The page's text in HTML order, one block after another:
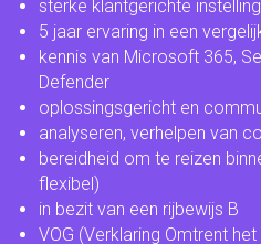
sterke klantgerichte instelling
5 jaar ervaring in een
kennis van Microsoft 365,
Defender
oplossingsgericht en
analyseren, verhelpen van
bereidheid om te reizen
flexibel)
in bezit van een rijbewijs B
VOG (Verklaring Omtrent